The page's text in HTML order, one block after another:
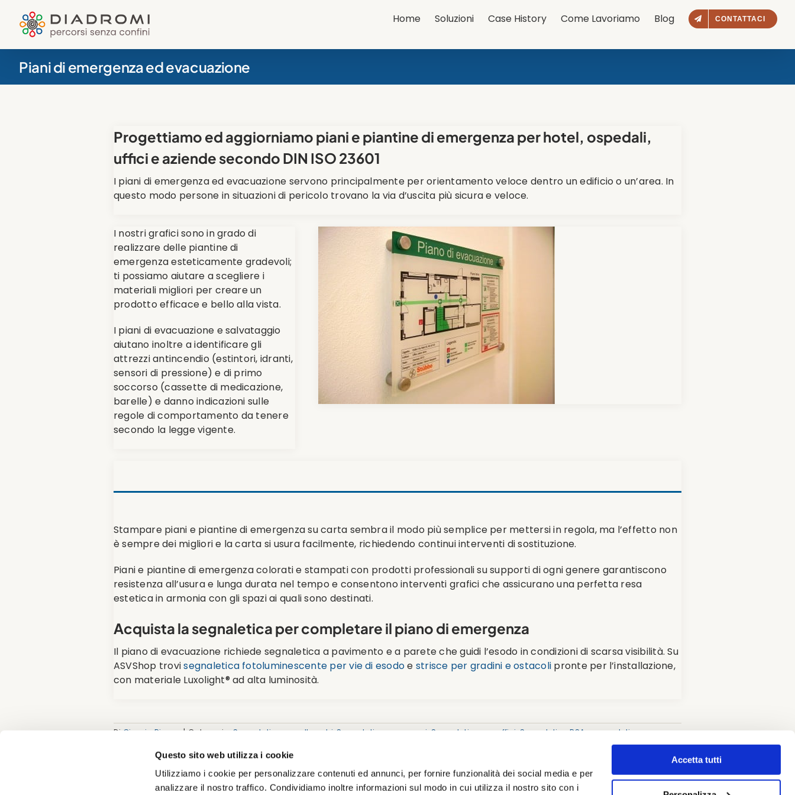
Questo sito web utilizza i cookie
Utilizziamo i cookie per personalizzare contenuti ed annunci, per fornire funzionalità dei social media e per
analizzare il nostro traffico. Condividiamo inoltre informazioni sul modo in cui utilizza il nostro sito con i
Accetta tutti
contenuto
Home Soluzioni Case History Come Lavoriamo Blog CONTATTACI
Piani di emergenza ed evacuazione
Progettiamo ed aggiorniamo piani e piantine di emergenza per hotel, ospedali,
uffici e aziende secondo DIN ISO 23601
I piani di emergenza ed evacuazione servono principalmente per orientamento veloce dentro un edificio o un’area. In
questo modo persone in situazioni di pericolo trovano la via d’uscita più sicura e veloce.
I nostri grafici sono in grado di
realizzare delle piantine di
emergenza esteticamente gradevoli;
ti possiamo aiutare a scegliere i
materiali migliori per creare un
prodotto efficace e bello alla vista.
I piani di evacuazione e salvataggio
aiutano inoltre a identificare gli
attrezzi antincendio (estintori, idranti,
sensori di pressione) e di primo
soccorso (cassette di medicazione,
barelle) e danno indicazioni sulle
regole di comportamento da tenere
secondo la legge vigente.
Stampare piani e piantine di emergenza su carta sembra il modo più semplice per mettersi in regola, ma l’effetto non
è sempre dei migliori e la carta si usura facilmente, richiedendo continui interventi di sostituzione.
Piani e piantine di emergenza colorati e stampati con prodotti professionali su supporti di ogni genere garantiscono
resistenza all’usura e lunga durata nel tempo e consentono interventi grafici che assicurano una perfetta resa
estetica in armonia con gli spazi ai quali sono destinati.
Acquista la segnaletica per completare il piano di emergenza
Il piano di evacuazione richiede segnaletica a pavimento e a parete che guidi l’esodo in condizioni di scarsa visibilità. Su
ASVShop trovisegnaletica fotoluminescente per vie di esodoe strisce per gradini e ostacoli pronte per l’installazione,
con materiale Luxolight® ad alta luminosità.
DiGiorgio Piazza | Categorie:Segnaletica per alberghi,Segnaletica per musei,Segnaletica per uffici,Segnaletica RSA e ospedali,
Segnaletica emergenza - Vie di esodo -
Antincendio